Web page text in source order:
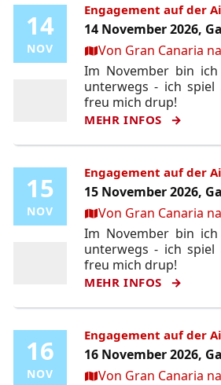
14
NOV
14
NOV
Engagement auf der
14 November 2026,
Ort:Von Gran Canaria
Im November bin
unterwegs - ich
freu mich drup!
MEHR INFOS
15
NOV
15
NOV
Engagement auf der
15 November 2026,
Ort:Von Gran Canaria
Im November bin
unterwegs - ich
freu mich drup!
MEHR INFOS
16
NOV
16
NOV
Engagement auf der
16 November 2026,
Ort:Von Gran Canaria